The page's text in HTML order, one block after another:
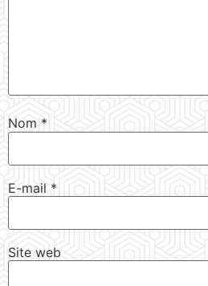
Nom *
E-mail *
Site web